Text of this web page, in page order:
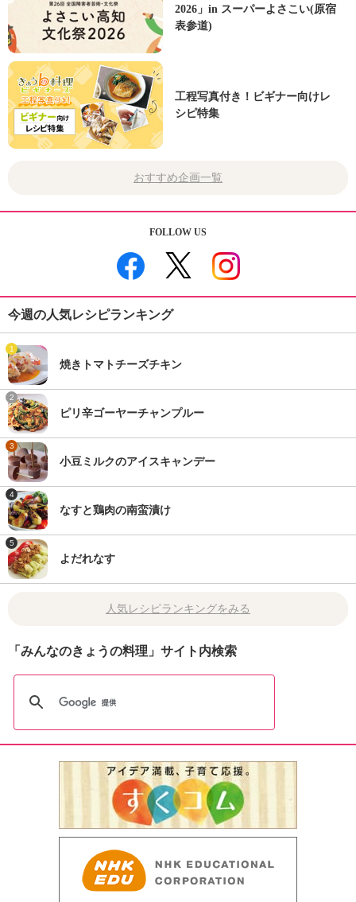
2026」in スーパーよさこい(原宿
表参道)
工程写真付き！ビギナー向けレ
シピ特集
おすすめ企画一覧
FOLLOW US
今週の人気レシピランキング
1
焼きトマトチーズチキン
2
ピリ辛ゴーヤーチャンプルー
3
小豆ミルクのアイスキャンデー
4
なすと鶏肉の南蛮漬け
5
よだれなす
人気レシピランキングをみる
「みんなのきょうの料理」サイト内検索